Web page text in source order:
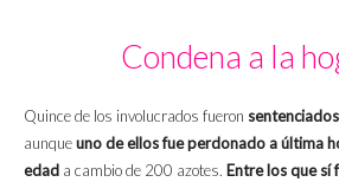
Condena a la
Quince de los involucrados fueron
aunqueuno de ellos fue perdonado a última
edad a cambio de 200 azotes. Entre los que sí